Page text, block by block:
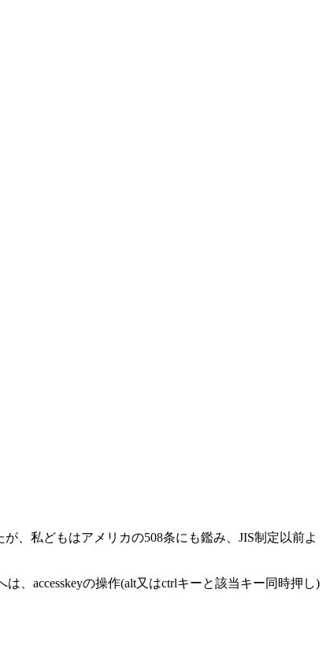
、私どもはアメリカの508条にも鑑み、JIS制定以前よ
、accesskeyの操作(alt又はctrlキーと該当キー同時押し)